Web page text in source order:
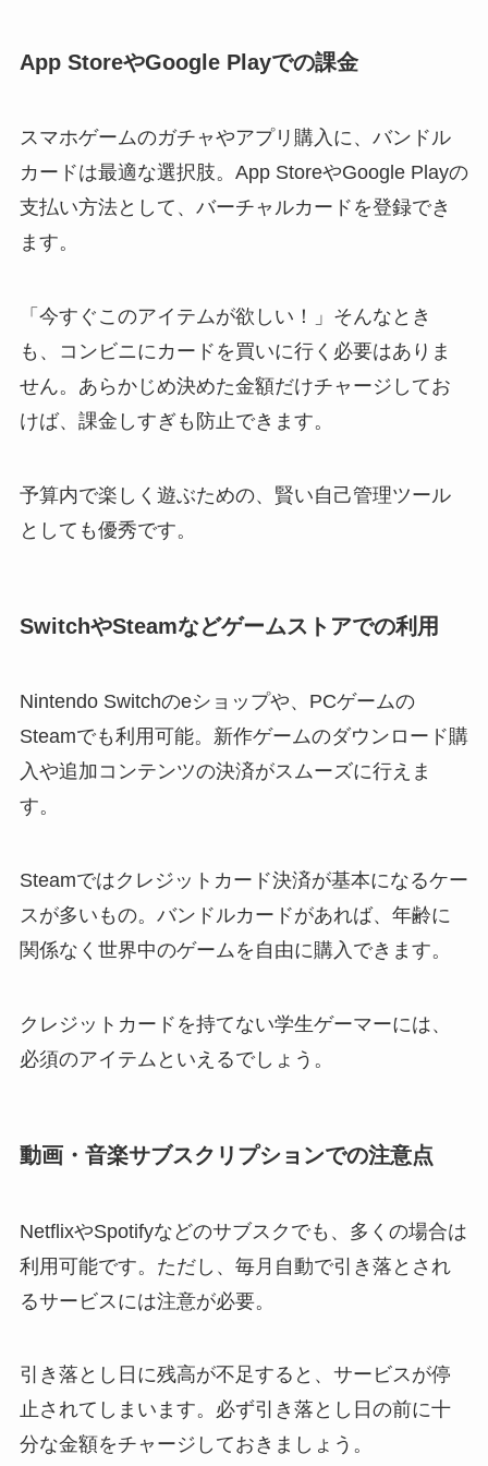
App StoreやGoogle Playでの課金
スマホゲームのガチャやアプリ購入に、バンドル
カードは最適な選択肢。App StoreやGoogle Playの
支払い方法として、バーチャルカードを登録でき
ます。
「今すぐこのアイテムが欲しい！」そんなとき
も、コンビニにカードを買いに行く必要はありま
せん。あらかじめ決めた金額だけチャージしてお
けば、課金しすぎも防止できます。
予算内で楽しく遊ぶための、賢い自己管理ツール
としても優秀です。
SwitchやSteamなどゲームストアでの利用
Nintendo Switchのeショップや、PCゲームの
Steamでも利用可能。新作ゲームのダウンロード購
入や追加コンテンツの決済がスムーズに行えま
す。
Steamではクレジットカード決済が基本になるケー
スが多いもの。バンドルカードがあれば、年齢に
関係なく世界中のゲームを自由に購入できます。
クレジットカードを持てない学生ゲーマーには、
必須のアイテムといえるでしょう。
動画・音楽サブスクリプションでの注意点
NetflixやSpotifyなどのサブスクでも、多くの場合は
利用可能です。ただし、毎月自動で引き落とされ
るサービスには注意が必要。
引き落とし日に残高が不足すると、サービスが停
止されてしまいます。必ず引き落とし日の前に十
分な金額をチャージしておきましょう。